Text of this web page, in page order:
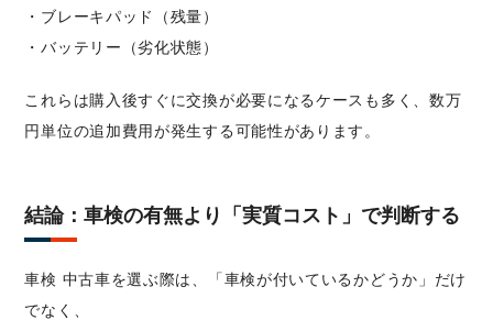
・ブレーキパッド（残量）
・バッテリー（劣化状態）
これらは購入後すぐに交換が必要になるケースも多く、数万
円単位の追加費用が発生する可能性があります。
結論：車検の有無より「実質コスト」で判断する
車検 中古車を選ぶ際は、「車検が付いているかどうか」だけ
でなく、